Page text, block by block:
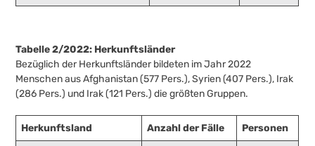
Tabelle 2/2022: Herkunftsländer
Bezüglich der Herkunftsländer bildeten im Jahr 2022
Menschen aus Afghanistan (577 Pers.), Syrien (407 Pers.), Irak
(286 Pers.) und Irak (121 Pers.) die größten Gruppen.
Herkunftsland Anzahl der Fälle Personen